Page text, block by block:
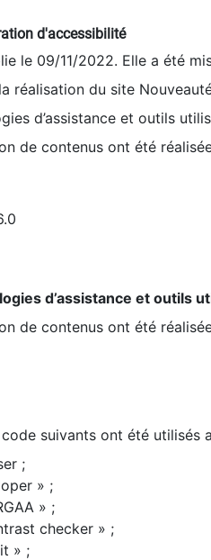
d'accessibilité
le 09/11/2022. Elle a été
réalisation du site
d’assistance et outils
de contenus ont été
d’assistance et outils
de contenus ont été
suivants ont été utilisés
;
» ;
» ;
checker » ;
» ;